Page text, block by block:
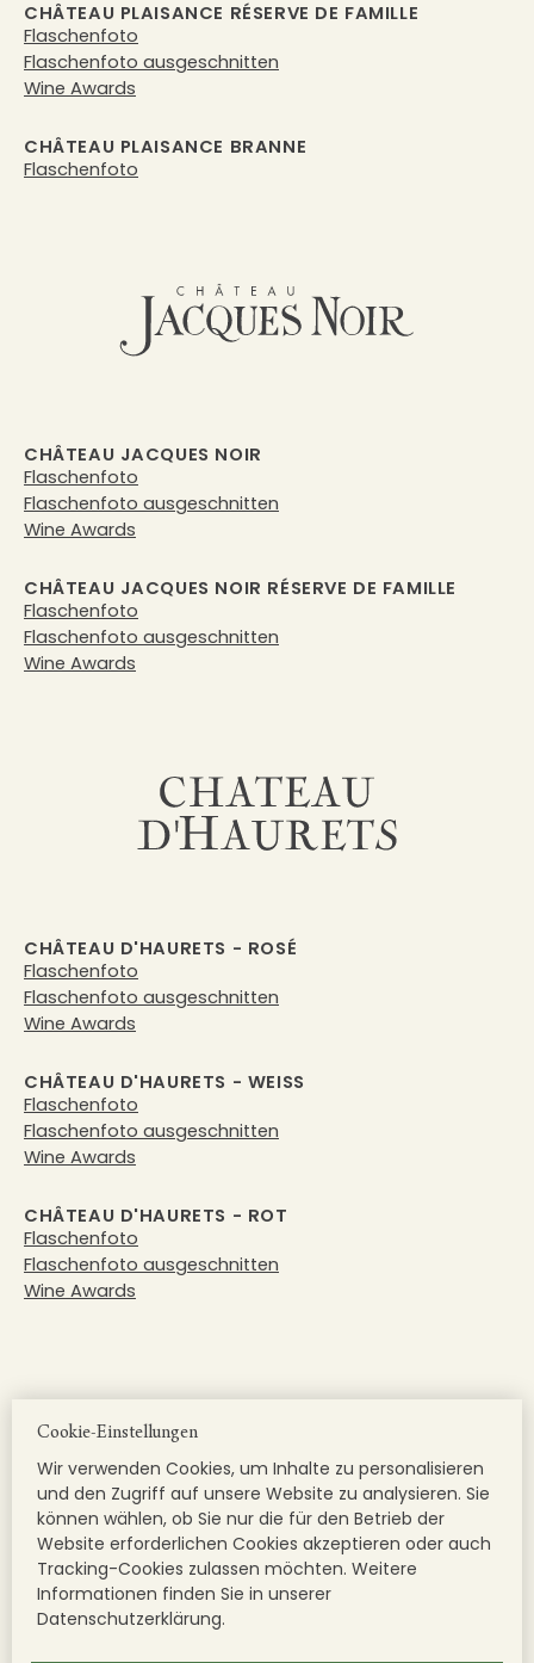
CHÂTEAU PLAISANCE RÉSERVE DE FAMILLE
Flaschenfoto
Flaschenfoto ausgeschnitten
Wine Awards
CHÂTEAU PLAISANCE BRANNE
Flaschenfoto
CHÂTEAU JACQUES NOIR
Flaschenfoto
Flaschenfoto ausgeschnitten
Wine Awards
CHÂTEAU JACQUES NOIR RÉSERVE DE FAMILLE
Flaschenfoto
Flaschenfoto ausgeschnitten
Wine Awards
CHÂTEAU D'HAURETS - ROSÉ
Flaschenfoto
Flaschenfoto ausgeschnitten
Wine Awards
CHÂTEAU D'HAURETS - WEISS
Flaschenfoto
Flaschenfoto ausgeschnitten
Wine Awards
CHÂTEAU D'HAURETS - ROT
Flaschenfoto
Flaschenfoto ausgeschnitten
Wine Awards
CHÂTEAU BEAUREGARD-DUCOURT - ROT
Flaschenfoto
Flaschenfoto ausgeschnitten
Cookie-Einstellungen
Wir verwenden Cookies, um Inhalte zu personalisieren
und den Zugriff auf unsere Website zu analysieren. Sie
können wählen, ob Sie nur die für den Betrieb der
Website erforderlichen Cookies akzeptieren oder auch
Tracking-Cookies zulassen möchten. Weitere
Informationen finden Sie in unserer
Datenschutzerklärung.